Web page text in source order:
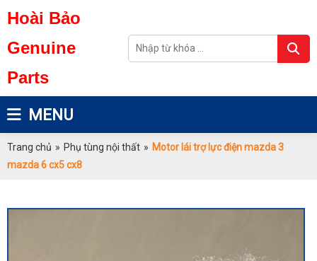
Hoài Bảo
Genuine
Parts
MENU
Trang chủ » Phụ tùng nội thất » Motor lái trợ lực điện mazda 3
mazda 6 cx5 cx8